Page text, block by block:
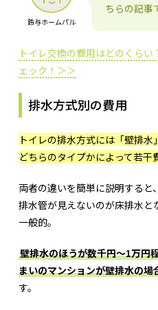
鈴与ホームパル
ちらの記事
トイレ交換の費用はどのくら
ェック！＞＞
排水方式別の費用
トイレの排水方式には「壁排水
どちらのタイプかによって若干
両者の違いを簡単に説明すると
排水管が見えないのが床排水
一般的。
壁排水のほうが数千円～1万円
まいのマンションが壁排水の場
す。